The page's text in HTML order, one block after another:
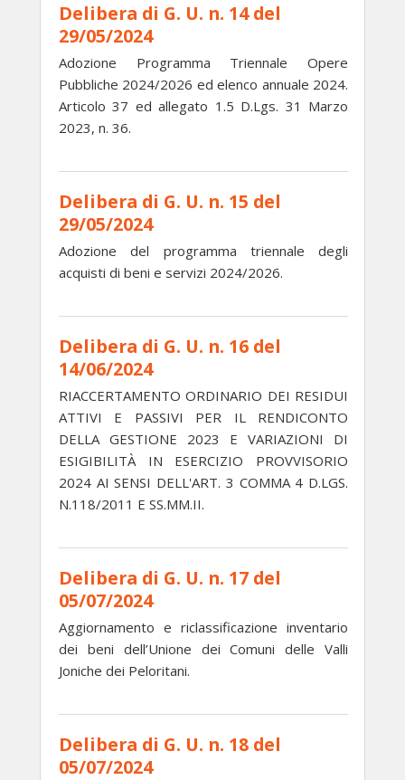
Delibera di G. U. n. 14 del
29/05/2024
Adozione Programma Triennale Opere
Pubbliche 2024/2026 ed elenco annuale 2024.
Articolo 37 ed allegato 1.5 D.Lgs. 31 Marzo
2023, n. 36.
Delibera di G. U. n. 15 del
29/05/2024
Adozione del programma triennale degli
acquisti di beni e servizi 2024/2026.
Delibera di G. U. n. 16 del
14/06/2024
RIACCERTAMENTO ORDINARIO DEI RESIDUI
ATTIVI E PASSIVI PER IL RENDICONTO
DELLA GESTIONE 2023 E VARIAZIONI DI
ESIGIBILITÀ IN ESERCIZIO PROVVISORIO
2024 AI SENSI DELL'ART. 3 COMMA 4 D.LGS.
N.118/2011 E SS.MM.II.
Delibera di G. U. n. 17 del
05/07/2024
Aggiornamento e riclassificazione inventario
dei beni dell’Unione dei Comuni delle Valli
Joniche dei Peloritani.
Delibera di G. U. n. 18 del
05/07/2024